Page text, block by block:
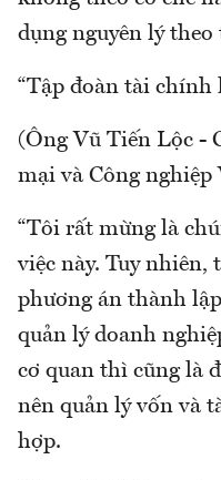
dụng nguyên lý theo
“Tập đoàn tài chính
(Ông Vũ Tiến Lộc -
mại và Công
“Tôi rất mừng là
việc này. Tuy
phương án thành
quản lý doanh
cơ quan thì cũng là
nên quản lý vốn và
hợp.